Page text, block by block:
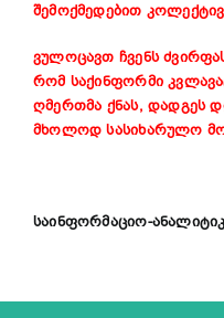
შემოქმედებით
ვულოცავთ ჩვენს
რომ საქინფორმი
ღმერთმა ქნას, დადგეს
მხოლოდ სასიხარულო
საინფორმაციო-